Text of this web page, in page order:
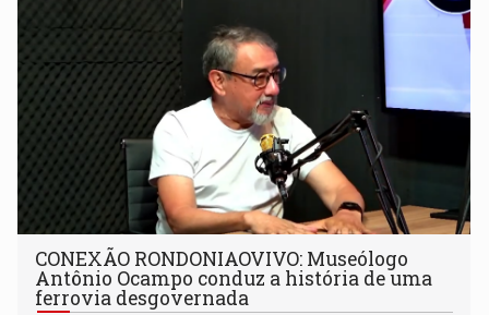
CONEXÃO RONDONIAOVIVO: Museólogo
Antônio Ocampo conduz a história de uma
ferrovia desgovernada